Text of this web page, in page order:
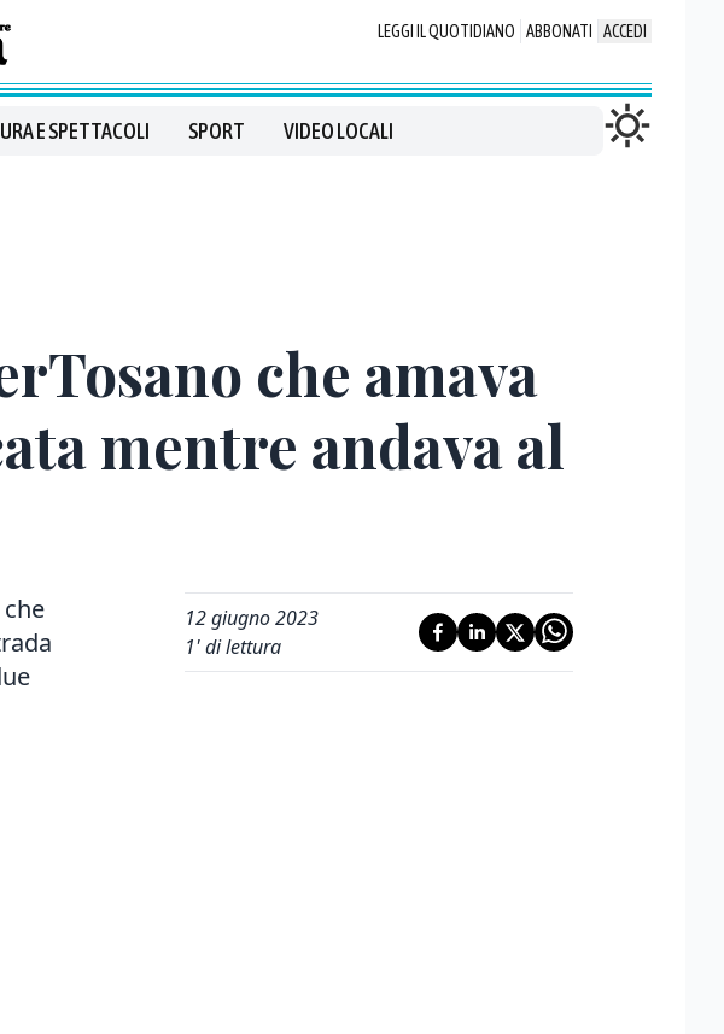
LEGGI IL QUOTIDIANO ABBONATI ACCEDI
E SPETTACOLI SPORT VIDEO LOCALI
che amava
mentre andava al
12 giugno 2023
1' di lettura